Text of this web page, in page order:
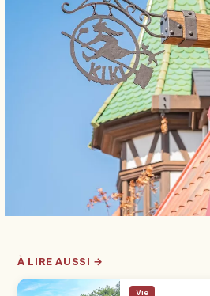
À LIRE AUSSI →
Vie